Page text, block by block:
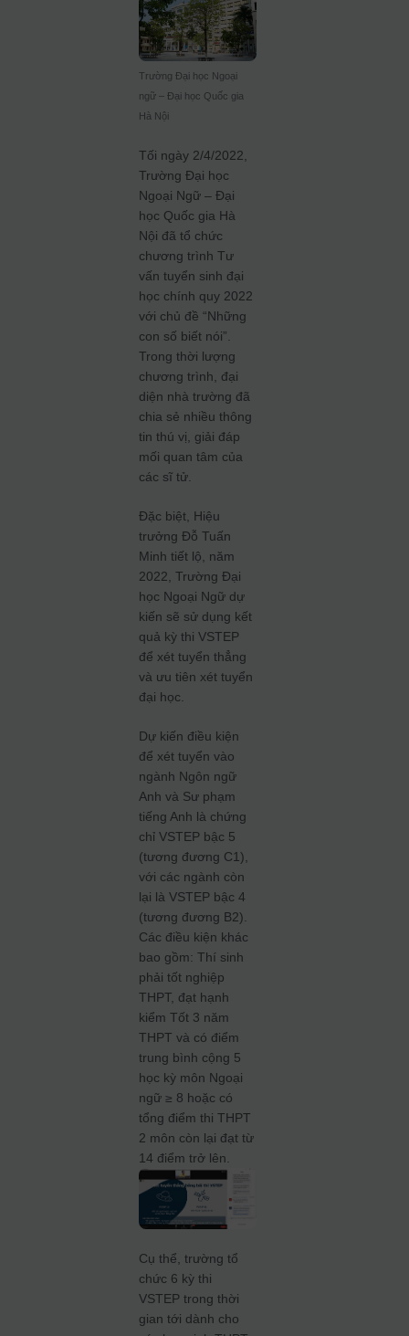
Trường Đại học Ngoại
ngữ – Đại học Quốc gia
Hà Nội
Tối ngày 2/4/2022,
Trường Đại học
Ngoại Ngữ – Đại
học Quốc gia Hà
Nội đã tổ chức
chương trình Tư
vấn tuyển sinh đại
học chính quy 2022
với chủ đề “Những
con số biết nói”.
Trong thời lượng
chương trình, đại
diện nhà trường đã
chia sẻ nhiều thông
tin thú vị, giải đáp
mối quan tâm của
các sĩ tử.
Đặc biệt, Hiệu
trưởng Đỗ Tuấn
Minh tiết lộ, năm
2022, Trường Đại
học Ngoại Ngữ dự
kiến sẽ sử dụng kết
quả kỳ thi VSTEP
để xét tuyển thẳng
và ưu tiên xét tuyển
đại học.
Dự kiến điều kiện
để xét tuyển vào
ngành Ngôn ngữ
Anh và Sư phạm
tiếng Anh là chứng
chỉ VSTEP bậc 5
(tương đương C1),
với các ngành còn
lại là VSTEP bậc 4
(tương đương B2).
Các điều kiện khác
bao gồm: Thí sinh
phải tốt nghiệp
THPT, đạt hạnh
kiểm Tốt 3 năm
THPT và có điểm
trung bình cộng 5
học kỳ môn Ngoại
ngữ ≥ 8 hoặc có
tổng điểm thi THPT
2 môn còn lại đạt từ
14 điểm trở lên.
Cụ thể, trường tổ
chức 6 kỳ thi
VSTEP trong thời
gian tới dành cho